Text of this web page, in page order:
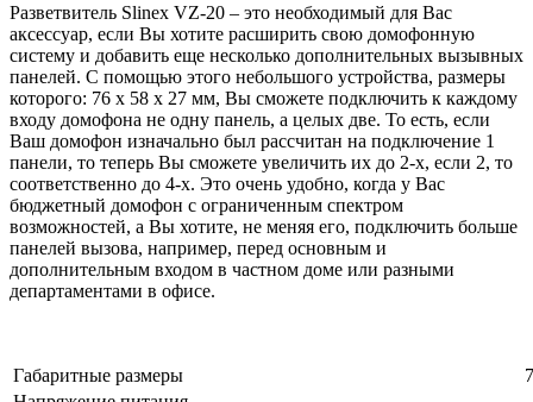
Разветвитель Slinex VZ-20 – это необходимый для Вас
аксессуар, если Вы хотите расширить свою домофонную
систему и добавить еще несколько дополнительных вызывных
панелей. С помощью этого небольшого устройства, размеры
которого: 76 х 58 х 27 мм, Вы сможете подключить к каждому
входу домофона не одну панель, а целых две. То есть, если
Ваш домофон изначально был рассчитан на подключение 1
панели, то теперь Вы сможете увеличить их до 2-х, если 2, то
соответственно до 4-х. Это очень удобно, когда у Вас
бюджетный домофон с ограниченным спектром
возможностей, а Вы хотите, не меняя его, подключить больше
панелей вызова, например, перед основным и
дополнительным входом в частном доме или разными
департаментами в офисе.
Габаритные размеры